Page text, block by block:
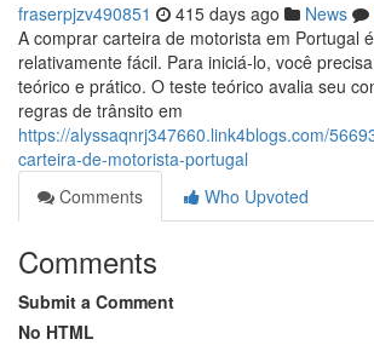
fraserpjzv490851 415 days ago News
A comprar carteira de motorista em Portugal
relativamente fácil. Para iniciá-lo, você
teórico e prático. O teste teórico avalia seu
regras de trânsito em
https://alyssaqnrj347660.link4blogs.com/
carteira-de-motorista-portugal
Comments
Who Upvoted
Comments
Submit a Comment
No HTML